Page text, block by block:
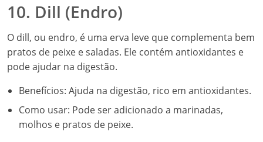
10. Dill (Endro)
O dill, ou endro, é uma erva leve que complementa bem
pratos de peixe e saladas. Ele contém antioxidantes e
pode ajudar na digestão.
Benefícios: Ajuda na digestão, rico em antioxidantes.
Como usar: Pode ser adicionado a marinadas,
molhos e pratos de peixe.